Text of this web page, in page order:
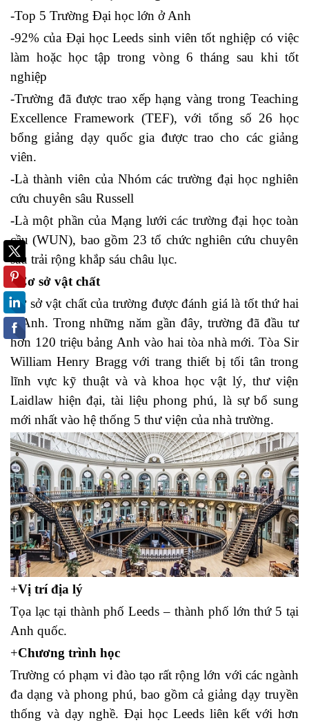
-Top 5 Trường Đại học lớn ở Anh
-92% của Đại học Leeds sinh viên tốt nghiệp có việc
làm hoặc học tập trong vòng 6 tháng sau khi tốt
nghiệp
-Trường đã được trao xếp hạng vàng trong Teaching
Excellence Framework (TEF), với tổng số 26 học
bổng giảng dạy quốc gia được trao cho các giảng
viên.
-Là thành viên của Nhóm các trường đại học nghiên
cứu chuyên sâu Russell
-Là một phần của Mạng lưới các trường đại học toàn
cầu (WUN), bao gồm 23 tổ chức nghiên cứu chuyên
sâu trải rộng khắp sáu châu lục.
+Cơ sở vật chất
Cơ sở vật chất của trường được đánh giá là tốt thứ hai
ở Anh. Trong những năm gần đây, trường đã đầu tư
hơn 120 triệu bảng Anh vào hai tòa nhà mới. Tòa Sir
William Henry Bragg với trang thiết bị tối tân trong
lĩnh vực kỹ thuật và và khoa học vật lý, thư viện
Laidlaw hiện đại, tài liệu phong phú, là sự bổ sung
mới nhất vào hệ thống 5 thư viện của nhà trường.
+Vị trí địa lý
Tọa lạc tại thành phố Leeds – thành phố lớn thứ 5 tại
Anh quốc.
+Chương trình học
Trường có phạm vi đào tạo rất rộng lớn với các ngành
đa dạng và phong phú, bao gồm cả giảng dạy truyền
thống và dạy nghề. Đại học Leeds liên kết với hơn